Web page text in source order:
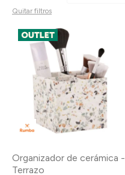
Quitar filtros
Organizador de cerámica -
Terrazo